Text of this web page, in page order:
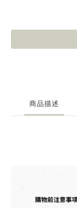
商品描述